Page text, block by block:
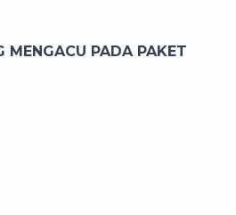
MENGACU PADA PAKET